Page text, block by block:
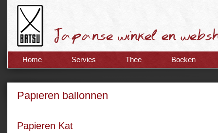
Home Servies Thee Boeken
Papieren ballonnen
Papieren Kat